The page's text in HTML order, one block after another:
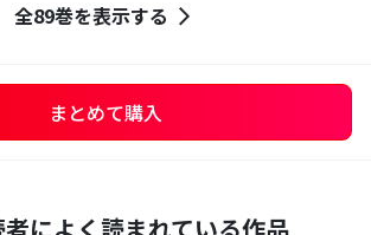
全89巻を表示する
まとめて購入